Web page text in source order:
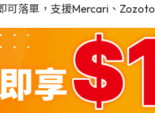
可落單，支援Mercari、